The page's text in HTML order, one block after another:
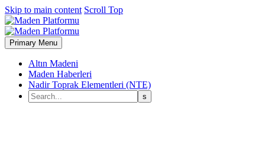
Skip to main content Scroll Top
Primary Menu
Altın Madeni
Maden Haberleri
Nadir Toprak Elementleri (NTE)